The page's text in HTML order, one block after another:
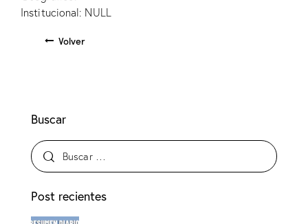
Institucional: NULL
Volver
Buscar
Post recientes